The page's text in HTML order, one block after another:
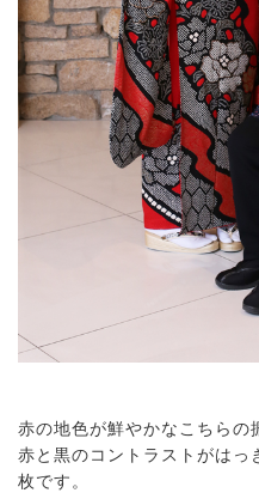
赤の地色が鮮やかなこちらの
赤と黒のコントラストがはっ
枚です。